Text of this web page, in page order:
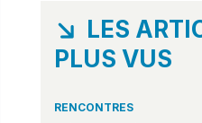
LES
PLUS VUS
RENCONTRES